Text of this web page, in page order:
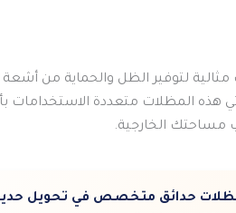
مثالية لتوفير الظل والحماية من
هذه المظلات متعددة الاستخدامات
الخارجية.
حدائق متخصص في تحويل